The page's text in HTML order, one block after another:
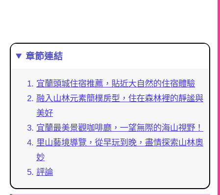
章節連結
宜蘭頭城住宿推薦，貼近大自然的住宿體驗
融入山林元素簡樸房型，住在森林裡的靜謐與
美好
宜蘭最美景觀咖啡廳，一望無際的海山視野！
里山藝境導覽，從早玩到晚，盡情探索山林奧
妙
評論